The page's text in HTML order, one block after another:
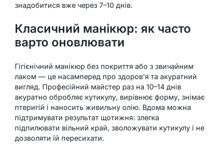
знадобитися вже через 7–10 днів.
Класичний манікюр: як часто
варто оновлювати
Гігієнічний манікюр без покриття або з звичайним
лаком — це насамперед про здоров’я та акуратний
вигляд. Професійний майстер раз на 10–14 днів
акуратно обробляє кутикулу, вирівнює форму, знімає
птеригій і наносить живильну олію. Вдома можна
підтримувати результат щотижня: злегка
підпилювати вільний край, зволожувати кутикулу і не
дозволяти їй пересихати.